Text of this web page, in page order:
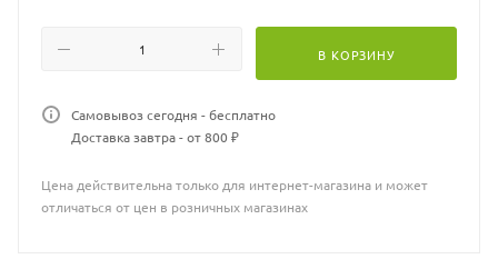
В КОРЗИНУ
Самовывоз сегодня - бесплатно
Доставка завтра - от 800 ₽
Цена действительна только для интернет-магазина и может
отличаться от цен в розничных магазинах